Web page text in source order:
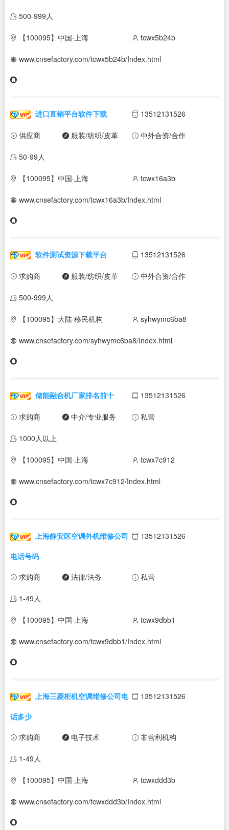
500-999人
【100095】中国·上海 tcwx5b24b
www.cnsefactory.com/tcwx5b24b/Index.html
进口直销平台软件下载 13512131526
供应商 服装/纺织/皮革 中外合资/合作
50-99人
【100095】中国·上海 tcwx16a3b
www.cnsefactory.com/tcwx16a3b/Index.html
软件测试资源下载平台 13512131526
求购商 服装/纺织/皮革 中外合资/合作
500-999人
【100095】大陆·移民机构 syhwymc6ba8
www.cnsefactory.com/syhwymc6ba8/Index.html
储能融合机厂家排名前十 13512131526
求购商 中介/专业服务 私营
1000人以上
【100095】中国·上海 tcwx7c912
www.cnsefactory.com/tcwx7c912/Index.html
上海静安区空调外机维修公司
电话号码
13512131526
求购商 法律/法务 私营
1-49人
【100095】中国·上海 tcwx9dbb1
www.cnsefactory.com/tcwx9dbb1/Index.html
上海三菱柜机空调维修公司电
话多少
13512131526
求购商 电子技术 非营利机构
1-49人
【100095】中国·上海 tcwxddd3b
www.cnsefactory.com/tcwxddd3b/Index.html